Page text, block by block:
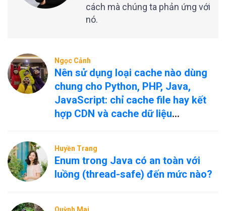
cách mà chúng ta phản ứng với
nó.
Ngọc Cảnh
Nên sử dụng loại cache nào dùng
chung cho Python, PHP, Java,
JavaScript: chỉ cache file hay kết
hợp CDN và cache dữ liệu
Huyền Trang
Enum trong Java có an toàn với
luồng (thread-safe) đến mức nào?